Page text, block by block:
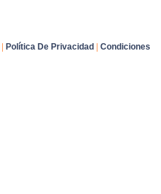
Política De Privacidad
Condiciones